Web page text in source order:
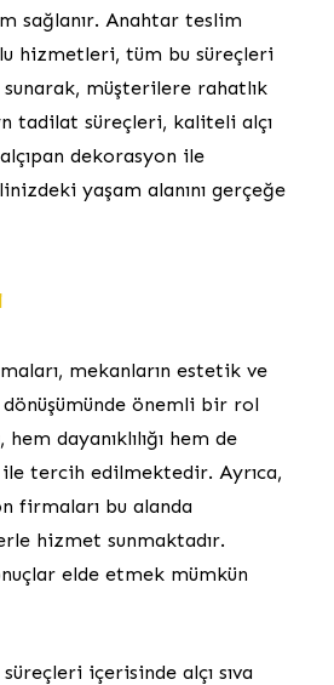
sağlanır. Anahtar teslim
hizmetleri, tüm bu süreçleri
müşterilere rahatlık
tadilat süreçleri, kaliteli alçı
alçıpan dekorasyon ile
yaşam alanını gerçeğe
mekanların estetik ve
önemli bir rol
dayanıklılığı hem de
ile tercih edilmektedir. Ayrıca,
firmaları bu alanda
hizmet sunmaktadır.
elde etmek mümkün
içerisinde alçı sıva